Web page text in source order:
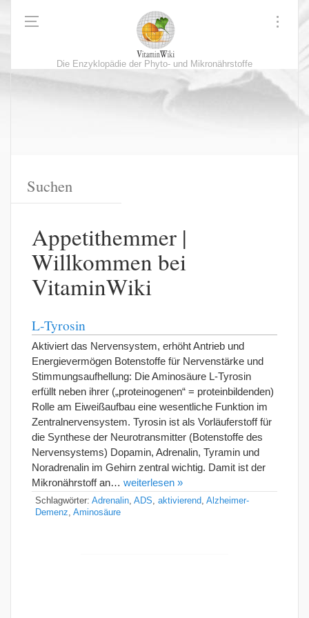
Die Enzyklopädie der Phyto- und Mikronährstoffe
Appetithemmer |
Willkommen bei
VitaminWiki
L-Tyrosin
Aktiviert das Nervensystem, erhöht Antrieb und
Energievermögen Botenstoffe für Nervenstärke und
Stimmungsaufhellung: Die Aminosäure L-Tyrosin
erfüllt neben ihrer („proteinogenen“ = proteinbildenden)
Rolle am Eiweißaufbau eine wesentliche Funktion im
Zentralnervensystem. Tyrosin ist als Vorläuferstoff für
die Synthese der Neurotransmitter (Botenstoffe des
Nervensystems) Dopamin, Adrenalin, Tyramin und
Noradrenalin im Gehirn zentral wichtig. Damit ist der
Mikronährstoff an… weiterlesen »
Schlagwörter: Adrenalin ADS aktivierend Alzheimer-
Demenz Aminosäure